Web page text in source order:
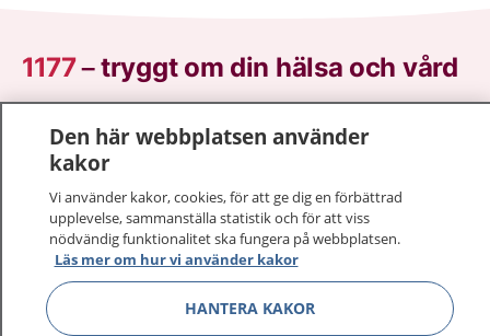
1177–tryggt om din hälsa och vård
sjukdomar och vilka mottagningar du kan kontakta.
Logga in för att läsa din journal och göra dina
vårdärenden. Ring telefonnummer 1177 för
sjukvårdsrådgivning dygnet runt.
1177 ger dig råd när du vill må bättre.
Den här webbplatsen använder
kakor
Vi använder kakor, cookies, för att ge dig en förbättrad
upplevelse, sammanställa statistik och för att viss
nödvändig funktionalitet ska fungera på webbplatsen.
Läs mer om hur vi använder kakor
HANTERA KAKOR